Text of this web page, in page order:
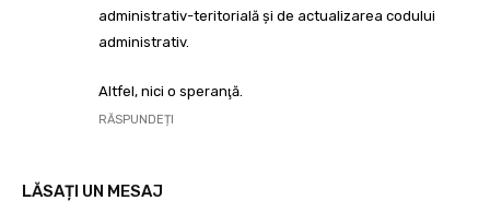
administrativ-teritorială și de actualizarea codului
administrativ.
Altfel, nici o speranţă.
RĂSPUNDEȚI
LĂSAȚI UN MESAJ